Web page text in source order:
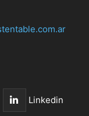
Linkedin